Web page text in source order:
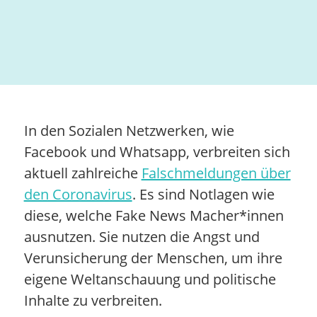
In den Sozialen Netzwerken, wie
Facebook und Whatsapp, verbreiten sich
aktuell zahlreiche Falschmeldungen über
den Coronavirus. Es sind Notlagen wie
diese, welche Fake News Macher*innen
ausnutzen. Sie nutzen die Angst und
Verunsicherung der Menschen, um ihre
eigene Weltanschauung und politische
Inhalte zu verbreiten.